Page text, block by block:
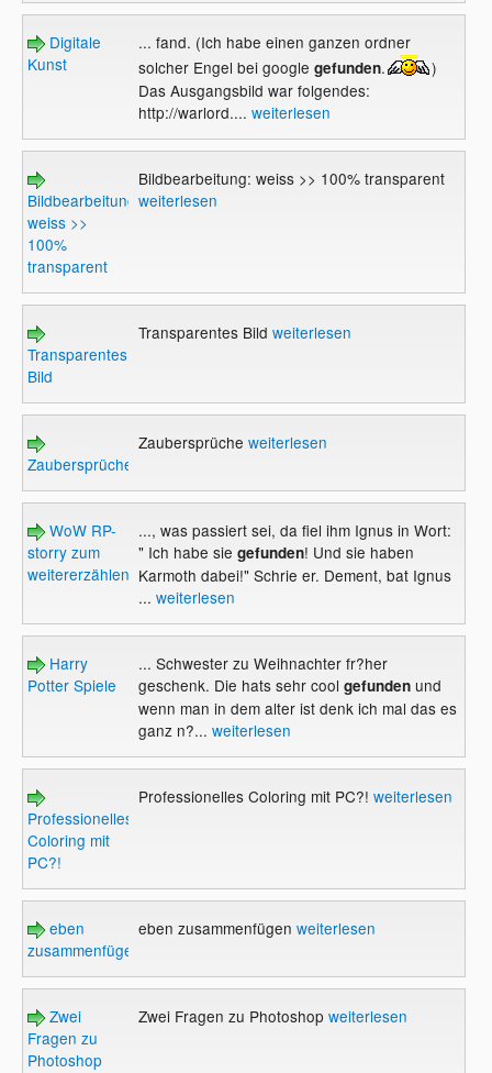
Digitale
Kunst
... fand. (Ich habe einen ganzen ordner
solcher Engel bei google gefunden.
)
Das Ausgangsbild war folgendes:
http://warlord.... weiterlesen
Bildbearbeitung:
weiss >>
100%
transparent
Bildbearbeitung: weiss >> 100% transparent
weiterlesen
Transparentes
Bild
Transparentes Bild weiterlesen
Zaubersprüche
Zaubersprüche weiterlesen
WoW RP-
storry zum
weitererzählen
..., was passiert sei, da fiel ihm Ignus in Wort:
" Ich habe sie gefunden! Und sie haben
Karmoth dabei!" Schrie er. Dement, bat Ignus
... weiterlesen
Harry
Potter Spiele
... Schwester zu Weihnachter fr?her
geschenk. Die hats sehr cool gefundenund
wenn man in dem alter ist denk ich mal das es
ganz n?... weiterlesen
Professionelles
Coloring mit
PC?!
Professionelles Coloring mit PC?! weiterlesen
eben
zusammenfügen
eben zusammenfügen weiterlesen
Zwei
Fragen zu
Photoshop
Zwei Fragen zu Photoshop weiterlesen